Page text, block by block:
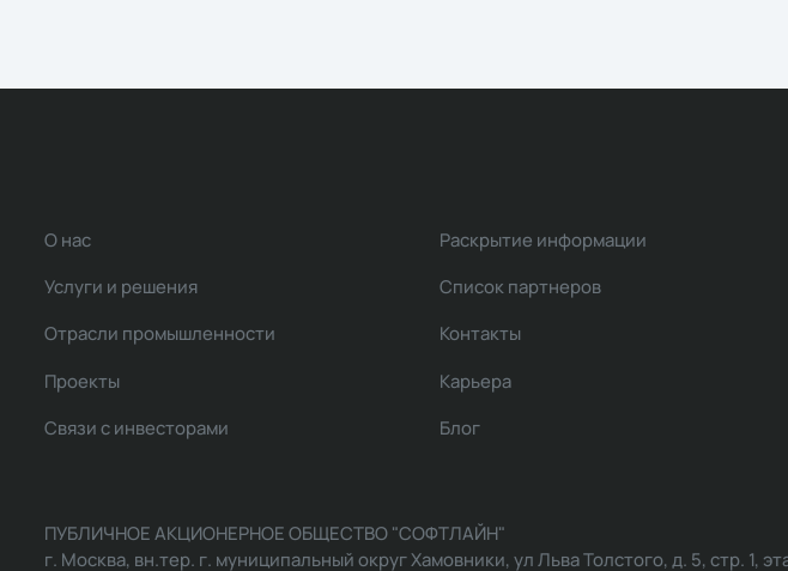
О нас
Услуги и решения
Отрасли промышленности
Проекты
Связи с инвесторами
Раскрытие информации
Список партнеров
Контакты
Карьера
Блог
ПУБЛИЧНОЕ АКЦИОНЕРНОЕ ОБЩЕСТВО "СОФТЛАЙН"
г. Москва, вн.тер. г. муниципальный округ Хамовники, ул Льва Толстого, д. 5, стр. 1,